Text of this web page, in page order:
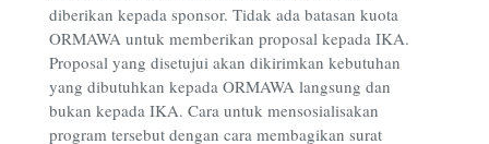
diberikan kepada sponsor. Tidak ada batasan kuota
ORMAWA untuk memberikan proposal kepada IKA.
Proposal yang disetujui akan dikirimkan kebutuhan
yang dibutuhkan kepada ORMAWA langsung dan
bukan kepada IKA. Cara untuk mensosialisakan
program tersebut dengan cara membagikan surat